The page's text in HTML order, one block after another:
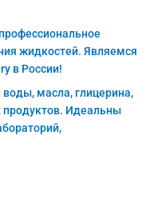
жидкостей. Являемся
в России!
масла, глицерина,
продуктов. Идеальны